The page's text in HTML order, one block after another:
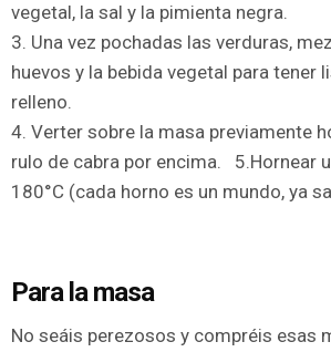
vegetal, la sal y la pimienta negra.
3. Una vez pochadas las verduras,
huevos y la bebida vegetal para tener
relleno.
4. Verter sobre la masa previamente
rulo de cabra por encima. 5.Hornear
180°C (cada horno es un mundo, ya
Para la masa
No seáis perezosos y compréis esas